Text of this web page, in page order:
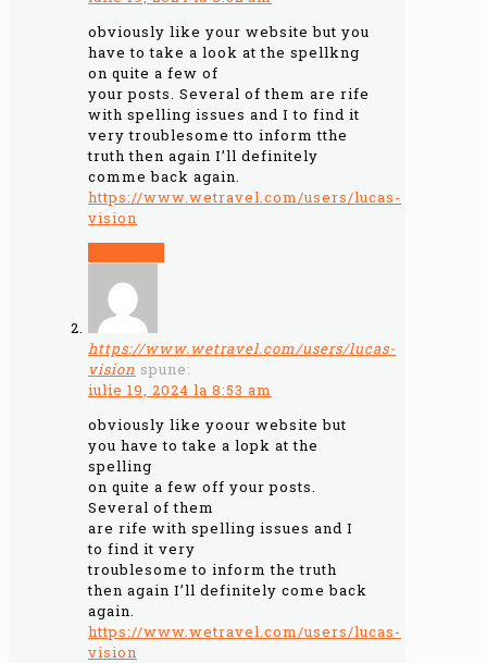
obviously like your website but you
have to take a look at the spellkng
on quite a few of
your posts. Several of them are rife
with spelling issues and I to find it
very troublesome tto inform tthe
truth then again I’ll definitely
comme back again.
https://www.wetravel.com/users/lucas-
vision
https://www.wetravel.com/users/lucas-
vision spune:
iulie 19, 2024 la 8:53 am
obviously like yoour website but
you have to take a lopk at the
spelling
on quite a few off your posts.
Several of them
are rife with spelling issues and I
to find it very
troublesome to inform the truth
then again I’ll definitely come back
again.
https://www.wetravel.com/users/lucas-
vision